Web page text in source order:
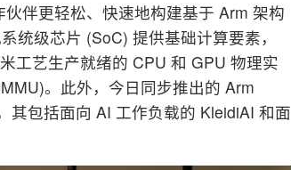
伴更轻松、快速地构建基于 Arm 架构
统级芯片 (SoC) 提供基础计算要素，
工艺生产就绪的 CPU 和 GPU 物理实
。此外，今日同步推出的 Arm
其包括面向 AI 工作负载的 KleidiAI 和面